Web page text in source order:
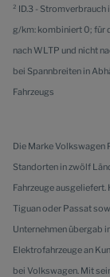
² ID.3 -
g/km: kombiniert 0; für
nach WLTP und nicht
bei Spannbreiten in
Fahrzeugs
Die Marke Volkswagen
Standorten in zwölf
Fahrzeuge ausgeliefert.
Tiguan oder Passat
Unternehmen übergab
Elektrofahrzeuge an
bei Volkswagen. Mit